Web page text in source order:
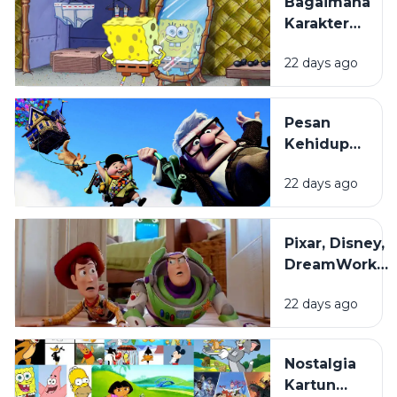
Animasi
Diproduksi?
Karakter
Dibuat
hingga
Mudah
Diingat?
22 days ago
Pesan
Kehidupan
Film
Animasi
Sering
Terlewat
22 days ago
Pixar, Disney,
DreamWorks,
Ghibli: Apa
yang
Gaya Animasi
Mereka
22 days ago
Nostalgia
Kartun